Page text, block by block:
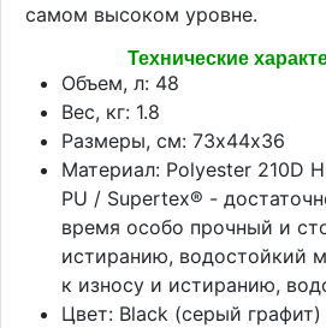
самом высоком уровне.
Технические
Объем, л: 48
Вес, кг: 1.8
Размеры, см: 73х44х36
Материал: Polyester 210D
PU / Supertex® -
время особо прочный и
истиранию, водостойкий
к износу и истиранию,
Цвет: Black (серый графит)